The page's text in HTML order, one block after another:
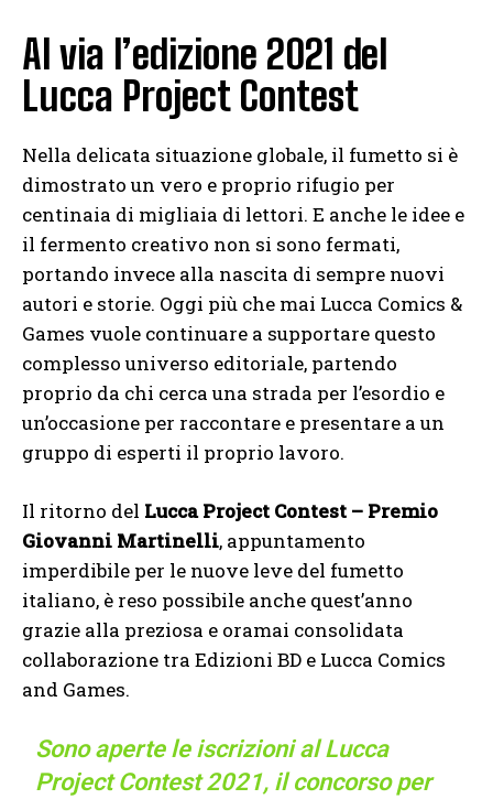
Al via l’edizione 2021 del
Lucca Project Contest
Nella delicata situazione globale, il fumetto si è
dimostrato un vero e proprio rifugio per
centinaia di migliaia di lettori. E anche le idee e
il fermento creativo non si sono fermati,
portando invece alla nascita di sempre nuovi
autori e storie. Oggi più che mai Lucca Comics &
Games vuole continuare a supportare questo
complesso universo editoriale, partendo
proprio da chi cerca una strada per l’esordio e
un’occasione per raccontare e presentare a un
gruppo di esperti il proprio lavoro.
Il ritorno del Lucca Project Contest – Premio
Giovanni Martinelli, appuntamento
imperdibile per le nuove leve del fumetto
italiano, è reso possibile anche quest’anno
grazie alla preziosa e oramai consolidata
collaborazione tra Edizioni BD e Lucca Comics
and Games.
Sono aperte le iscrizioni al Lucca
Project Contest 2021, il concorso per